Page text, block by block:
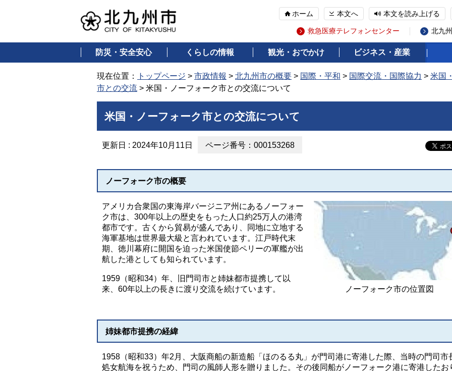
ホーム 本文へ 本文を読み上げる
救急医療テレフォンセンター 北九
防災・安全安心 くらしの情報 観光・おでかけ ビジネス・産業
現在位置： トップページ > 市政情報 > 北九州市の概要 > 国際・平和 > 国際交流・国際協力 > 米国
市との交流 > 米国・ノーフォーク市との交流について
米国・ノーフォーク市との交流について
更新日 : 2024年10月11日 ページ番号：000153268
ノーフォーク市の概要
ノーフォーク市の位置図
アメリカ合衆国の東海岸バージニア州にあるノーフォー
ク市は、300年以上の歴史をもった人口約25万人の港湾
都市です。古くから貿易が盛んであり、同地に立地する
海軍基地は世界最大級と言われています。江戸時代末
期、徳川幕府に開国を迫った米国使節ペリーの軍艦が出
航した港としても知られています。
1959（昭和34）年、旧門司市と姉妹都市提携して以
来、60年以上の長きに渡り交流を続けています。
姉妹都市提携の経緯
1958（昭和33）年2月、大阪商船の新造船「ほのるる丸」が門司港に寄港した際、当時の門司市
処女航海を祝うため、門司の風師人形を贈りました。その後同船がノーフォーク港に寄港したお